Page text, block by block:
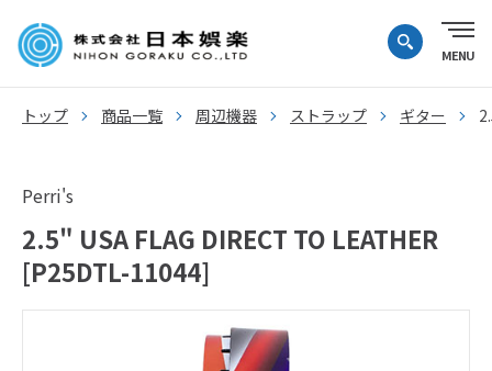
トップ 商品一覧 周辺機器 ストラップ ギター
Perri's
2.5" USA FLAG DIRECT TO LEATHER
[P25DTL-11044]